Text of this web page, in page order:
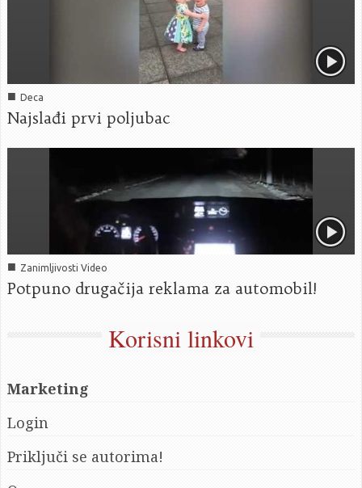
■ Deca
Najslađi prvi poljubac
■ Zanimljivosti Video
Potpuno drugačija reklama za automobil!
Korisni linkovi
Marketing
Login
Priključi se autorima!